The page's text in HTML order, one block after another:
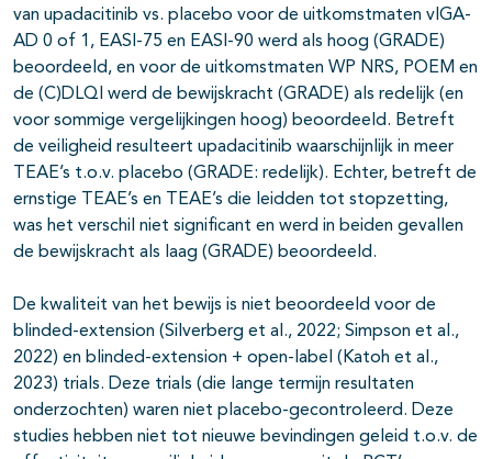
van upadacitinib vs. placebo voor de uitkomstmaten vIGA-
AD 0 of 1, EASI-75 en EASI-90 werd als hoog (GRADE)
beoordeeld, en voor de uitkomstmaten WP NRS, POEM en
de (C)DLQI werd de bewijskracht (GRADE) als redelijk (en
voor sommige vergelijkingen hoog) beoordeeld. Betreft
de veiligheid resulteert upadacitinib waarschijnlijk in meer
TEAE’s t.o.v. placebo (GRADE: redelijk). Echter, betreft de
ernstige TEAE’s en TEAE’s die leidden tot stopzetting,
was het verschil niet significant en werd in beiden gevallen
de bewijskracht als laag (GRADE) beoordeeld.
De kwaliteit van het bewijs is niet beoordeeld voor de
blinded-extension (Silverberg et al., 2022; Simpson et al.,
2022) en blinded-extension + open-label (Katoh et al.,
2023) trials. Deze trials (die lange termijn resultaten
onderzochten) waren niet placebo-gecontroleerd. Deze
studies hebben niet tot nieuwe bevindingen geleid t.o.v. de